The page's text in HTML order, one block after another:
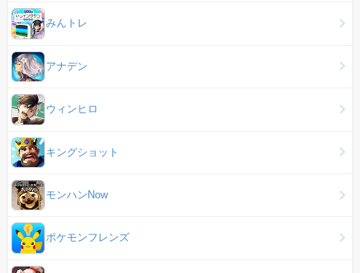
みんトレ
アナデン
ウィンヒロ
キングショット
モンハンNow
ポケモンフレンズ